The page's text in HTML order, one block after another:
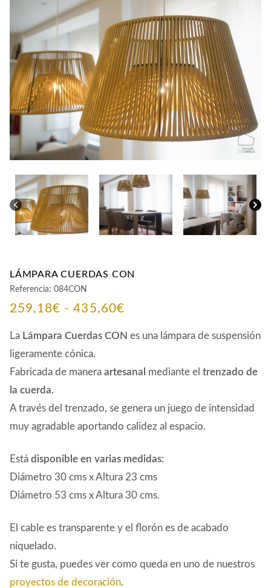
CONTACTO
LÁMPARA CUERDAS CON
Referencia: 084CON
259,18€ - 435,60€Rango
de
desde
hasta
La Lámpara Cuerdas CON es una lámpara de suspensión
ligeramente cónica.
Fabricada de manera artesanal mediante el trenzado de
la cuerda.
A través del trenzado, se genera un juego de intensidad
muy agradable aportando calidez al espacio.
Está disponible en varias medidas:
Diámetro 30 cms x Altura 23 cms
Diámetro 53 cms x Altura 30 cms.
El cable es transparente y el florón es de acabado
niquelado.
Si te gusta, puedes ver como queda en uno de nuestros
proyectos de decoración.